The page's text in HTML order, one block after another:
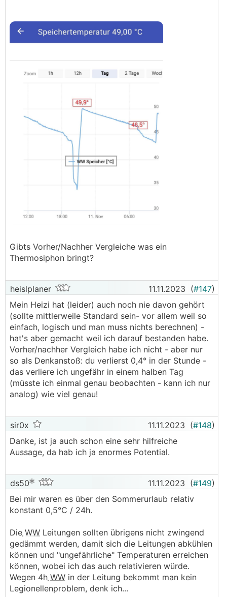
Gibts Vorher/Nachher Vergleiche was ein
Thermosiphon bringt?
heislplaner 11.11.2023 (#147)
Mein Heizi hat (leider) auch noch nie davon gehört
(sollte mittlerweile Standard sein- vor allem weil so
einfach, logisch und man muss nichts berechnen) -
hat's aber gemacht weil ich darauf bestanden habe.
Vorher/nachher Vergleich habe ich nicht - aber nur
so als Denkanstoß: du verlierst 0,4° in der Stunde -
das verliere ich ungefähr in einem halben Tag
(müsste ich einmal genau beobachten - kann ich nur
analog) wie viel genau!
sir0x 11.11.2023 (#148)
Danke, ist ja auch schon eine sehr hilfreiche
Aussage, da hab ich ja enormes Potential.
ds50 11.11.2023 (#149)
Bei mir waren es über den Sommerurlaub relativ
konstant 0,5°C / 24h.
Die WW Leitungen sollten übrigens nicht zwingend
gedämmt werden, damit sich die Leitungen abkühlen
können und "ungefährliche" Temperaturen erreichen
können, wobei ich das auch relativieren würde.
Wegen 4h WW in der Leitung bekommt man kein
Legionellenproblem, denk ich...